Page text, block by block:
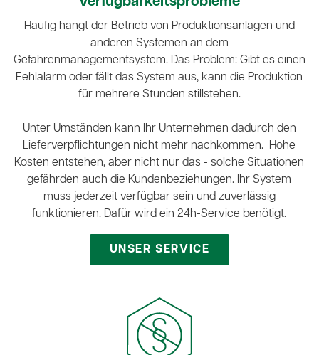
Häufig hängt der Betrieb von Produktionsanlagen und
anderen Systemen an dem
Gefahrenmanagementsystem. Das Problem: Gibt es einen
Fehlalarm oder fällt das System aus, kann die Produktion
für mehrere Stunden stillstehen.
Unter Umständen kann Ihr Unternehmen dadurch den
Lieferverpflichtungen nicht mehr nachkommen. Hohe
Kosten entstehen, aber nicht nur das - solche Situationen
gefährden auch die Kundenbeziehungen. Ihr System
muss jederzeit verfügbar sein und zuverlässig
funktionieren. Dafür wird ein 24h-Service benötigt.
UNSER SERVICE